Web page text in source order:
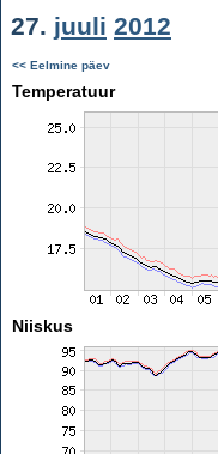
27. juuli 2012
<< Eelmine päev
Temperatuur
Niiskus